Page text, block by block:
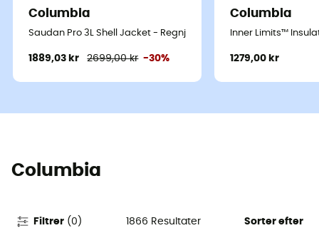
Columbia
Saudan Pro 3L Shell Jacket - Regnjakke - Damer
1889,03 kr 2699,00 kr -30%
Columbia
Inner Limits™
1279,00 kr
Columbia
Filtrer (0 ) 1866 Resultater Sorter efter